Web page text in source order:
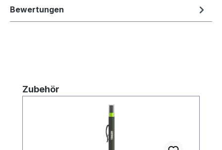
Bewertungen
Produktgalerie überspringen
Zubehör